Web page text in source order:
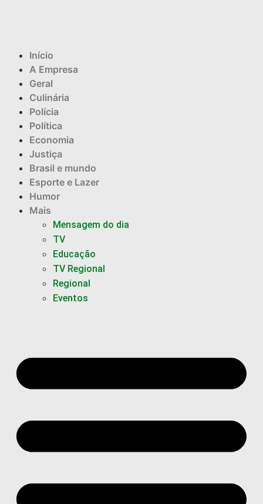
Início
A Empresa
Geral
Culinária
Polícia
Política
Economia
Justiça
Brasil e mundo
Esporte e Lazer
Humor
Mais
Mensagem do dia
TV
Educação
TV Regional
Regional
Eventos